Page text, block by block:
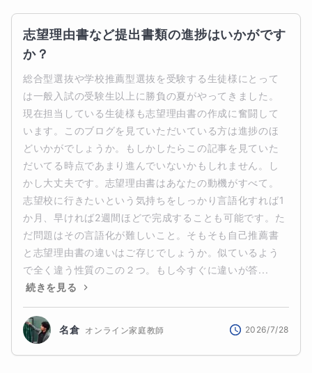
志望理由書など提出書類の進捗はいかがです
か？
総合型選抜や学校推薦型選抜を受験する生徒様にとって
は一般入試の受験生以上に勝負の夏がやってきました。
現在担当している生徒様も志望理由書の作成に奮闘して
います。このブログを見ていただいている方は進捗のほ
どいかがでしょうか。もしかしたらこの記事を見ていた
だいてる時点であまり進んでいないかもしれません。し
かし大丈夫です。志望理由書はあなたの動機がすべて。
志望校に行きたいという気持ちをしっかり言語化すれば1
か月、早ければ2週間ほどで完成することも可能です。た
だ問題はその言語化が難しいこと。そもそも自己推薦書
と志望理由書の違いはご存じでしょうか。似ているよう
で全く違う性質のこの２つ。もし今すぐに違いが答...
続きを見る
名倉 オンライン家庭教師 2026/7/28